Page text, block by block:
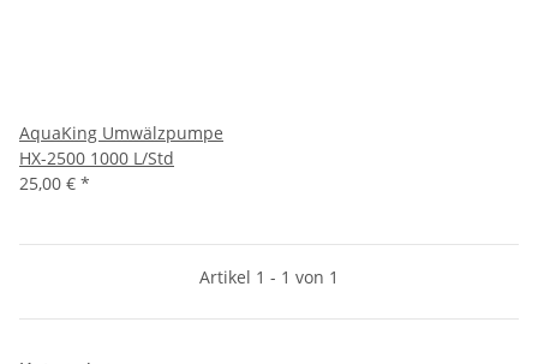
AquaKing Umwälzpumpe
HX-2500 1000 L/Std
25,00 € *
Artikel 1 - 1 von 1